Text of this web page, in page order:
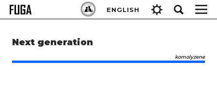
Skip
ENGLISH
Keresés:
Next generation
komolyzene